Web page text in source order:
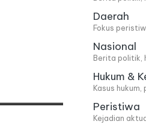
Daerah
Fokus
Nasional
Berita politik,
Hukum &
Kasus
Peristiwa
Kejadian